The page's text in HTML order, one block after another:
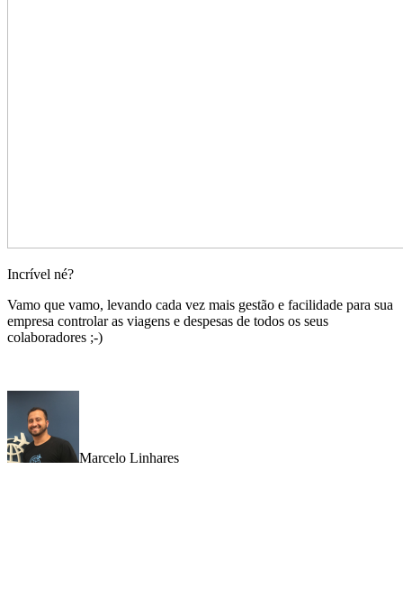
Incrível né?
Vamo que vamo, levando cada vez mais gestão e facilidade para sua
empresa controlar as viagens e despesas de todos os seus
colaboradores ;-)
Marcelo Linhares